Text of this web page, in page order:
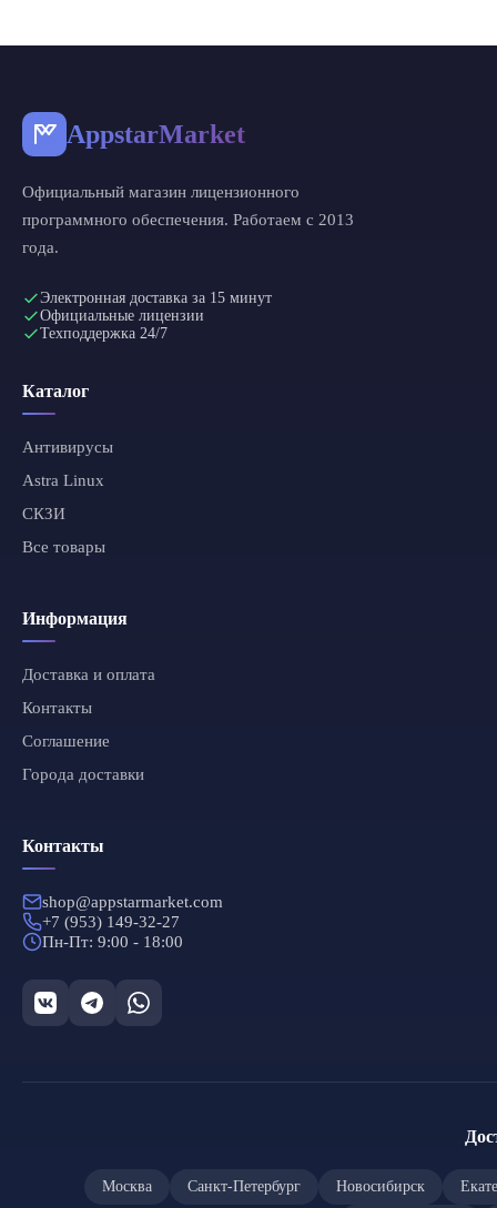
AppstarMarket
Официальный магазин лицензионного
программного обеспечения. Работаем с 2013
года.
Электронная доставка за 15 минут
Официальные лицензии
Техподдержка 24/7
Каталог
Антивирусы
Astra Linux
СКЗИ
Все товары
Информация
Доставка и оплата
Контакты
Соглашение
Города доставки
Контакты
shop@appstarmarket.com
+7 (953) 149-32-27
Пн-Пт: 9:00 - 18:00
Москва Санкт-Петербург Новосибирск